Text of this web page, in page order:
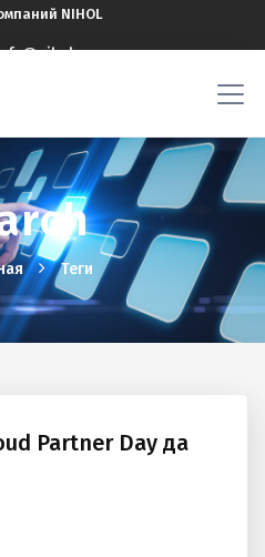
NIHOL
Теги
Partner Day да